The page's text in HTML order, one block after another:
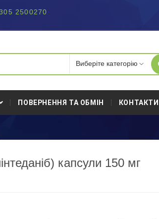
2500270
ПОВЕРНЕННЯ ТА ОБМІН КОНТАКТИ
капсули 150 мг